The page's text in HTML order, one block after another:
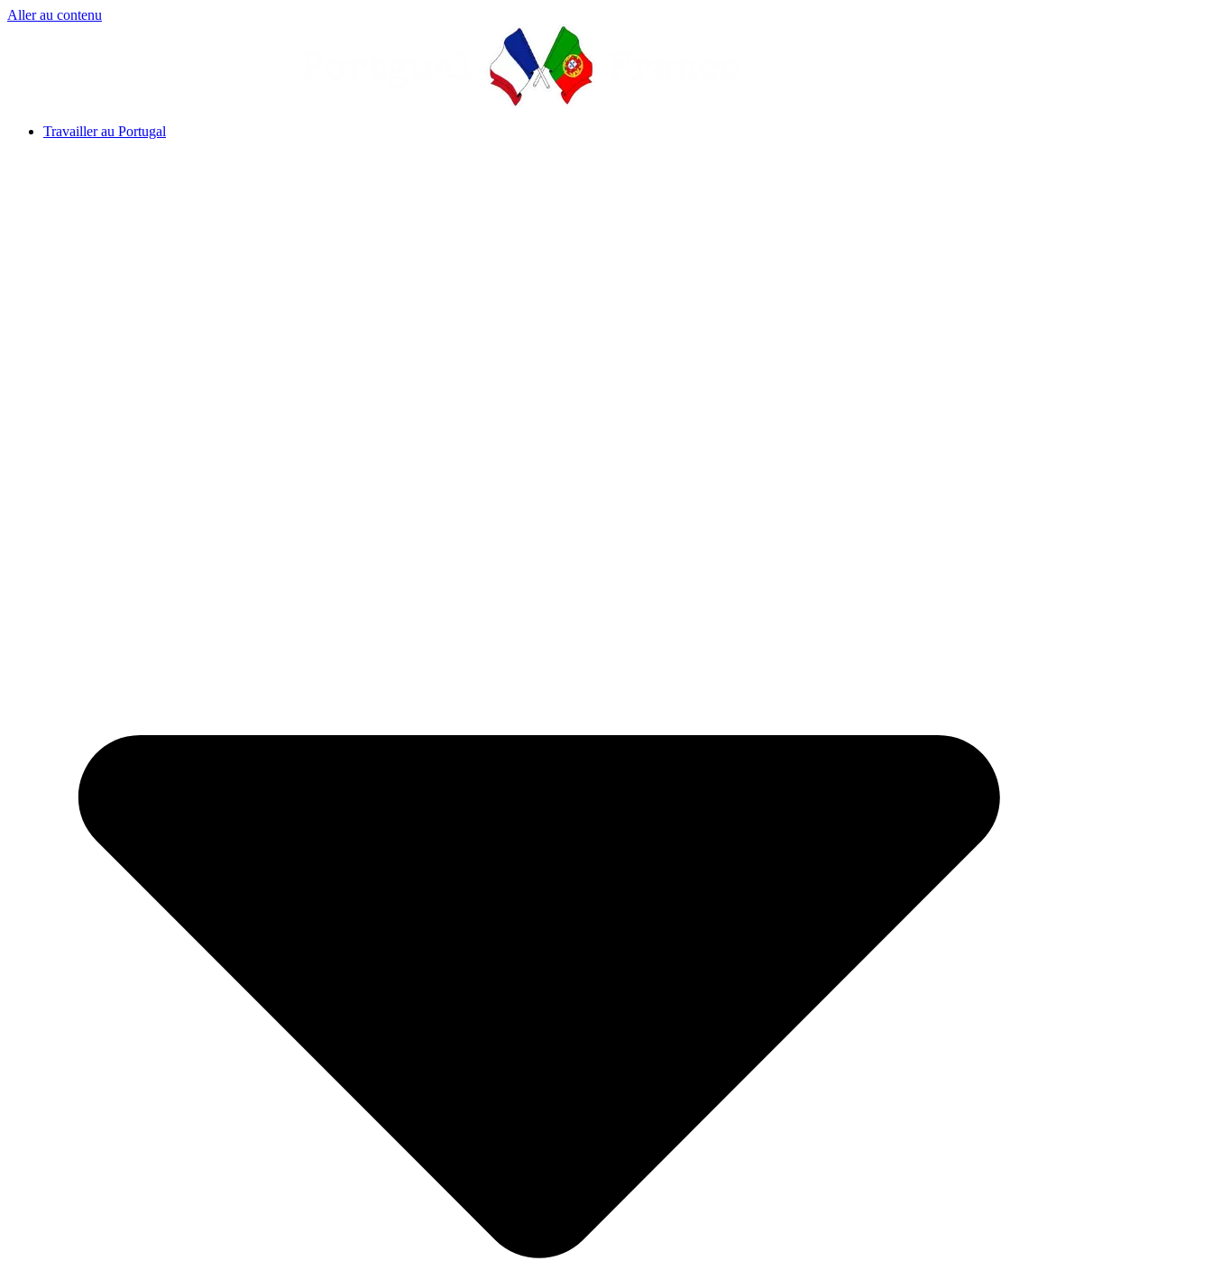
Aller au contenu
Travailler au Portugal